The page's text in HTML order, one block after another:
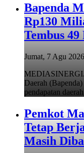
Bapenda
Rp130
Tembus 49
Jumat, 7 Agu
Daerah
pendapatan
Pemkot
Tetap
Masih